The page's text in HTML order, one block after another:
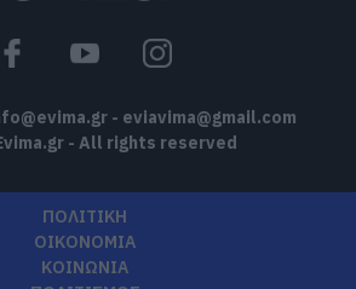
- eviavima@gmail.com
- All rights reserved
ΠΟΛΙΤΙΚΗ
ΟΙΚΟΝΟΜΙΑ
ΚΟΙΝΩΝΙΑ